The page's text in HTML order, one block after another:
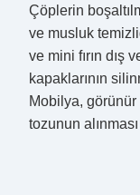
Çöplerin
ve musluk
ve mini fırın dış
kapaklarının
Mobilya,
tozunun